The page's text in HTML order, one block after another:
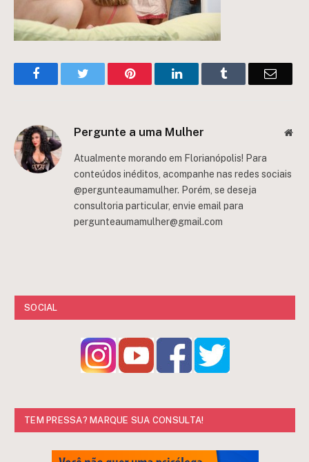
FacebookTwitter Pinterest LinkedInTumblr Email
Pergunte a uma Mulher
Atualmente morando em Florianópolis! Para
conteúdos inéditos, acompanhe nas redes sociais
@pergunteaumamulher. Porém, se deseja
consultoria particular, envie email para
pergunteaumamulher@gmail.com
SOCIAL
TEM PRESSA? MARQUE SUA CONSULTA!